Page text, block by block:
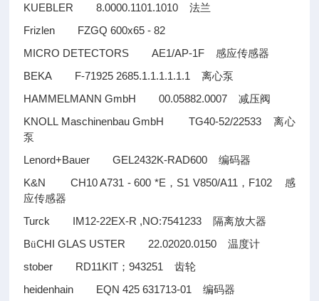
KUEBLER 8.0000.1101.1010法兰
Frizlen FZGQ 600x65 - 82
MICRO DETECTORS AE1/AP-1F感应传感器
BEKA F-71925 2685.1.1.1.1.1.1离心泵
HAMMELMANN GmbH 00.05882.0007减压阀
KNOLL Maschinenbau GmbH TG40-52/22533离心
泵
Lenord+Bauer GEL2432K-RAD600编码器
K&N CH10 A731 - 600 *E ， S1 V850/A11 ， F102 感
应传感器
Turck IM12-22EX-R ,NO:7541233 隔离放大器
BüCHI GLAS USTER 22.02020.0150温度计
stober RD11KIT ；943251齿轮
heidenhain EQN 425 631713-01编码器